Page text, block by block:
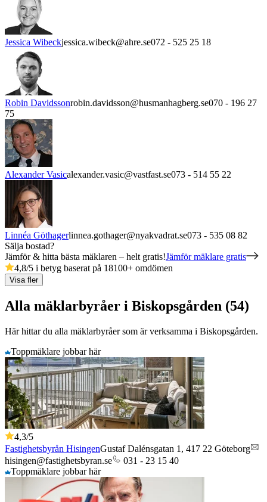
Jessica Wibeckjessica.wibeck@ahre.se072 - 525 25 18
Robin Davidssonrobin.davidsson@husmanhagberg.se070 - 196 27
75
Alexander Vasicalexander.vasic@vastfast.se073 - 514 55 22
Linnéa Göthagerlinnea.gothager@nyakvadrat.se073 - 535 08 82
Sälja bostad?
Jämför & hitta bästa mäklaren – helt gratis!Jämför mäklare gratis
4,8/5 i betyg baserat på 18100+ omdömen
Visa fler
Alla mäklarbyråer i Biskopsgården (54)
Här hittar du alla mäklarbyråer som är verksamma i Biskopsgården.
Toppmäklare jobbar här
4,3/5
Fastighetsbyrån HisingenGustaf Dalénsgatan 1, 417 22 Göteborg
hisingen@fastighetsbyran.se
031 - 23 15 40
Toppmäklare jobbar här